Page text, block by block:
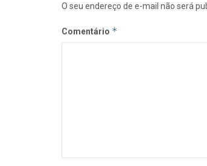
O seu endereço de e-mail não será
Comentário *